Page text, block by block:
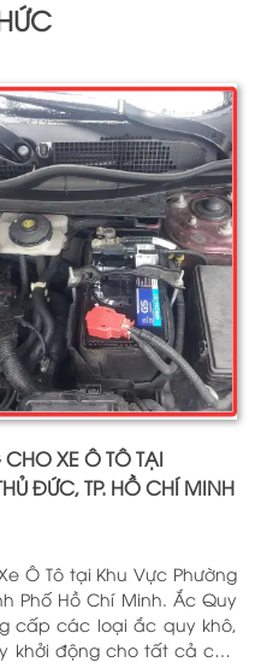
XE Ô TÔ TẠI
ĐỨC, TP. HỒ CHÍ MINH
Ô Tô tại Khu Vực Phường
Phố Hồ Chí Minh. Ắc Quy
cấp các loại ắc quy khô,
khởi động cho tất cả các